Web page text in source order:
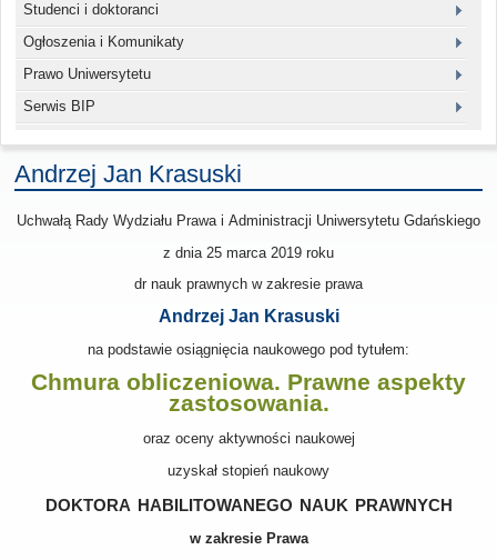
Studenci i doktoranci
Ogłoszenia i Komunikaty
Prawo Uniwersytetu
Serwis BIP
Andrzej Jan Krasuski
Uchwałą Rady Wydziału Prawa i Administracji Uniwersytetu Gdańskiego
z dnia 25 marca 2019 roku
dr nauk prawnych w zakresie prawa
Andrzej Jan Krasuski
na podstawie osiągnięcia naukowego pod tytułem:
Chmura obliczeniowa. Prawne aspekty
zastosowania.
oraz oceny aktywności naukowej
uzyskał stopień naukowy
doktora habilitowanego nauk prawnych
w zakresie Prawa